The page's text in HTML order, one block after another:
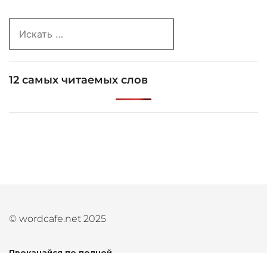
for:
12 самых читаемых слов
© wordcafe.net 2025